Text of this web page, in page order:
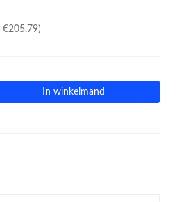
€205.79)
In winkelmand